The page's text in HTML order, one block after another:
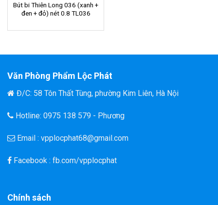
Bút bi Thiên Long 036 (xanh +
đen + đỏ) nét 0.8 TL036
Văn Phòng Phẩm Lộc Phát
Đ/C: 58 Tôn Thất Tùng, phường Kim Liên, Hà Nội
Hotline: 0975 138 579 - Phương
Email : vpplocphat68@gmail.com
Facebook : fb.com/vpplocphat
Chính sách